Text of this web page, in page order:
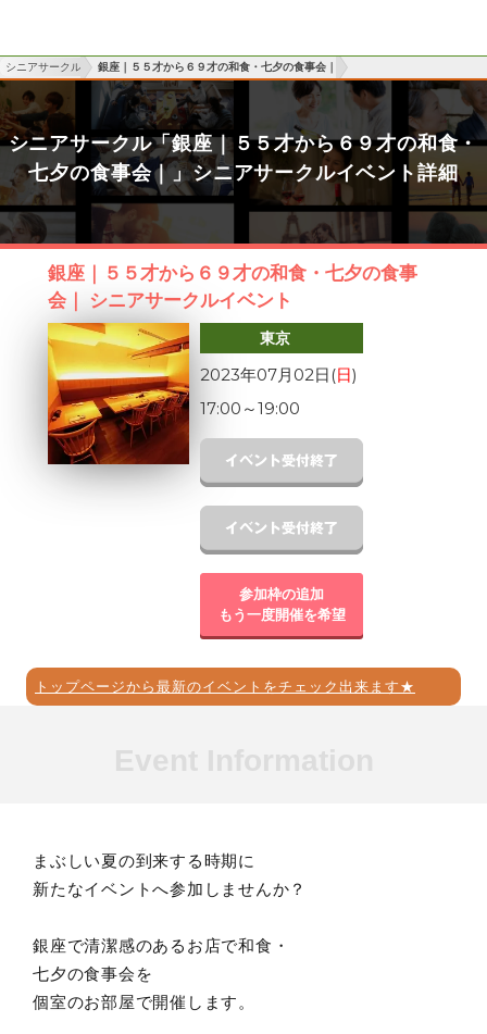
シニアサークル 銀座｜５５才から６９才の和食・七夕の食事会｜
シニアサークル「銀座｜５５才から６９才の和食・
七夕の食事会｜」シニアサークルイベント詳細
銀座｜５５才から６９才の和食・七夕の食事
会｜ シニアサークルイベント
東京
2023年07月02日(日)
17:00 ～19:00
参加枠の追加
もう一度開催を希望
トップページから最新のイベントをチェック出来ます★
まぶしい夏の到来する時期に
新たなイベントへ参加しませんか？
銀座で清潔感のあるお店で和食・
七夕の食事会を
個室のお部屋で開催します。